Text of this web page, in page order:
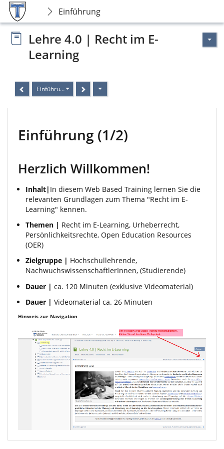
Einführung
Lehre 4.0 | Recht im E-
Learning
Einführung
Einführung (1/2)
Herzlich Willkommen!
Inhalt| In diesem Web Based Training lernen Sie die
relevanten Grundlagen zum Thema "Recht im E-
Learning" kennen.
Themen | Recht im E-Learning, Urheberrecht,
Persönlichkeitsrechte, Open Education Resources
(OER)
Zielgruppe | Hochschullehrende,
NachwuchswissenschaftlerInnen, (Studierende)
Dauer | ca. 120 Minuten (exklusive Videomaterial)
Dauer | Videomaterial ca. 26 Minuten
Hinweis zur Navigation